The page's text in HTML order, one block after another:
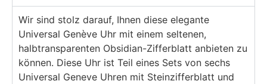
Wir sind stolz darauf, Ihnen diese elegante
Universal Genève Uhr mit einem seltenen,
halbtransparenten Obsidian-Zifferblatt anbieten zu
können. Diese Uhr ist Teil eines Sets von sechs
Universal Geneve Uhren mit Steinzifferblatt und